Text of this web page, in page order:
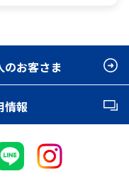
のお客さま
情報